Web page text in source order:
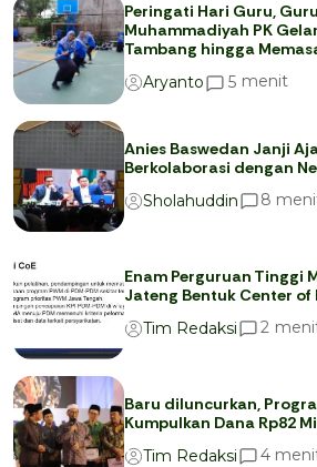
Peringati Hari Guru,
Muhammadiyah PK
Tambang hingga
Aryanto
5 menit
Anies Baswedan Janji
Berkolaborasi dengan
Sholahuddin
8
Enam Perguruan Tinggi
Jateng Bentuk Center of
Tim Redaksi
2
Baru diluncurkan,
Kumpulkan Dana Rp82
Tim Redaksi
4